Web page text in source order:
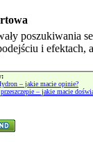
poszukiwania
i efektach,
– jakie macie opinie?
– jakie macie